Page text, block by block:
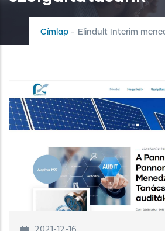
Címlap - Elindult Interim